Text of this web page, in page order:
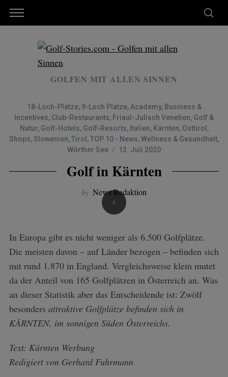
GOLFEN MIT ALLEN SINNEN
18-Loch-Plätze, 9-Loch Plätze, Academy, Business &
Incentives, Club-Restaurants, Friaul-Julisch Venetien, Golf &
Natur, Golf-Hotels, Golf-Resorts, Italien, Kärnten, Osttirol ,
Shops, Slowenien,Tirol ,TOP 10 - News,Wellness & Gesundheit,
Wörther See
13. Juli 2020
Golf in Kärnten
by News Redaktion
In Europa gibt es nicht weniger als 6.500 Golfplätze.
Die meisten davon – auf Länder bezogen – befinden sich
mit rund 1.870 in England. Vergleichsweise klein mutet
da der Anteil von 165 Golfplätzen in Österreich an. Was
an dieser Statistik aber das Entscheidende ist: Zwölf
besonders attraktive Golfplätze befinden sich in
KÄRNTEN, im sonnigen Süden Österreichs.
Text: Kärnten Werbung
Redigiert von Gerhard Fuhrmann